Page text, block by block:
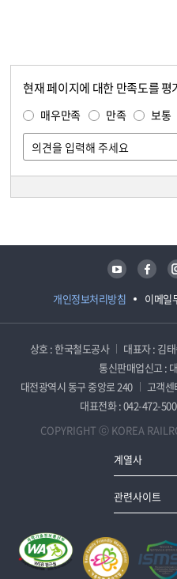
현재 페이지에 대한 만족도를 평
매우만족 만족 보통
개인정보처리방침 이메일
유튜브 페이스북
상호 : 한국철도공사 대표자 : 김
통신판매업신고 :
대전광역시 동구 중앙로 240
고객센
대표전화 : 042-472-
COPYRIGHT ⓒ KOREA
계열사
관련사이트